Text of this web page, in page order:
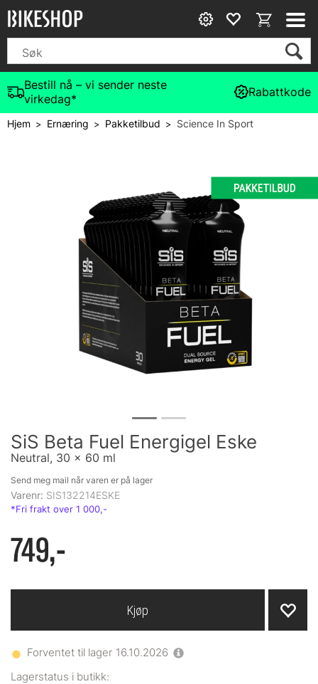
Bestill nå – vi sender neste
virkedag*
Rabattkode
Hjem> Ernæring > Pakketilbud > Science In Sport
SiS Beta Fuel Energigel Eske
Neutral, 30 x 60 ml
Varenr: SIS132214ESKE
749,-
Forventet til lager 16.10.2026
Kjøp
Send meg mail når varen er på lager